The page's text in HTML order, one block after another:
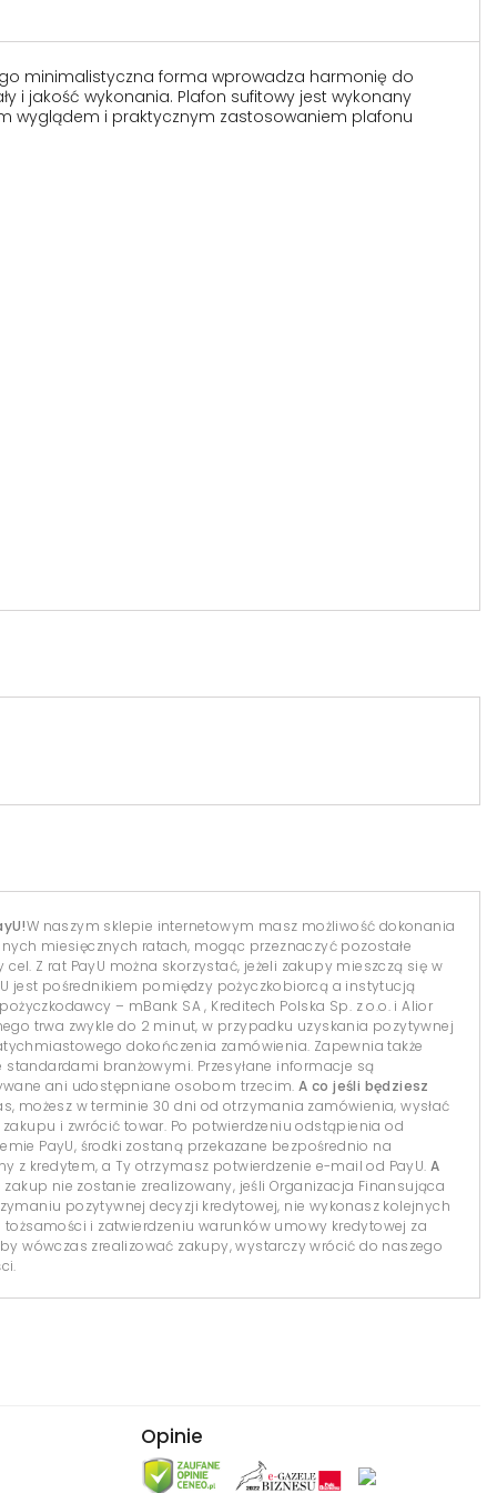
minimalistyczna forma wprowadza harmonię do
i jakość wykonania. Plafon sufitowy jest wykonany
wyglądem i praktycznym zastosowaniem plafonu
W naszym sklepie internetowym masz możliwość dokonania
miesięcznych ratach, mogąc przeznaczyć pozostałe
Z rat PayU można skorzystać, jeżeli zakupy mieszczą się w
jest pośrednikiem pomiędzy pożyczkobiorcą a instytucją
– mBank SA , Kreditech Polska Sp. z o.o. i Alior
trwa zwykle do 2 minut, w przypadku uzyskania pozytywnej
dokończenia zamówienia. Zapewnia także
branżowymi. Przesyłane informacje są
ani udostępniane osobom trzecim. A co jeśli będziesz
możesz w terminie 30 dni od otrzymania zamówienia, wysłać
i zwrócić towar. Po potwierdzeniu odstąpienia od
PayU, środki zostaną przekazane bezpośrednio na
z kredytem, a Ty otrzymasz potwierdzenie e-mail od PayU. A
nie zostanie zrealizowany, jeśli Organizacja Finansująca
pozytywnej decyzji kredytowej, nie wykonasz kolejnych
i zatwierdzeniu warunków umowy kredytowej za
wówczas zrealizować zakupy, wystarczy wrócić do naszego
Opinie